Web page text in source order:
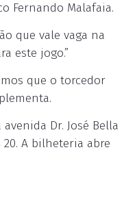
Fernando Malafaia.
que vale vaga na
este jogo.”
que o torcedor
Dr. José Bella
A bilheteria abre